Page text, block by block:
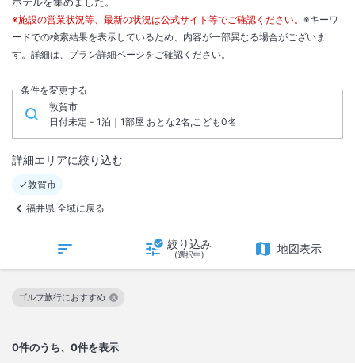
※施設の営業状況等、最新の状況は公式サイト等でご確認ください。 ※キーワ
ードでの検索結果を表示しているため、内容が一部異なる場合がございま
す。詳細は、プラン詳細ページをご確認ください。
条件を変更する
敦賀市
日付未定 - 1泊｜1部屋 おとな2名,こども0名
詳細エリアに絞り込む
敦賀市
福井県 全域に戻る
絞り込み
(選択中) 地図表示
0件のうち、0件を表示
ゴルフ旅行におすすめ
この絞り込み条件を解除